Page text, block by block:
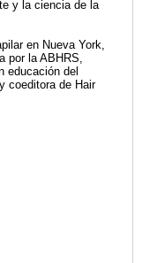
y la ciencia de la
en Nueva York,
por la ABHRS,
educación del
coeditora de Hair